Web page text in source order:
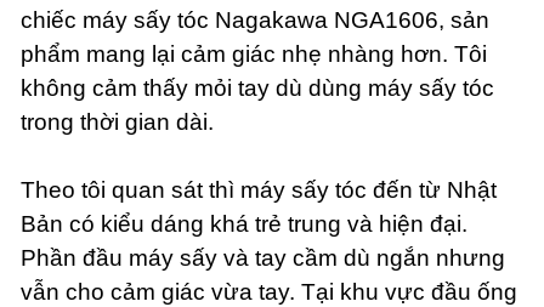
chiếc máy sấy tóc Nagakawa NGA1606, sản
phẩm mang lại cảm giác nhẹ nhàng hơn. Tôi
không cảm thấy mỏi tay dù dùng máy sấy tóc
trong thời gian dài.
Theo tôi quan sát thì máy sấy tóc đến từ Nhật
Bản có kiểu dáng khá trẻ trung và hiện đại.
Phần đầu máy sấy và tay cầm dù ngắn nhưng
vẫn cho cảm giác vừa tay. Tại khu vực đầu ống